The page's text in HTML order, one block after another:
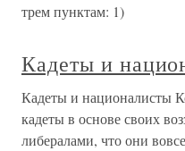
трем пунктам: 1)
Кадеты и
Кадеты и националисты
кадеты в основе своих
либералами, что они